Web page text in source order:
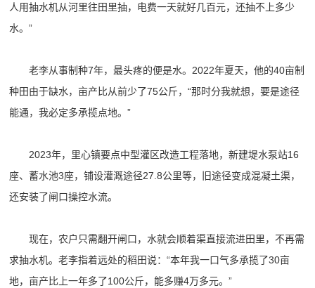
人用抽水机从河里往田里抽，电费一天就好几百元，还抽不上多少
水。”
老李从事制种7年，最头疼的便是水。2022年夏天，他的40亩制
种田由于缺水，亩产比从前少了75公斤，“那时分我就想，要是途径
能通，我必定多承揽点地。”
2023年，里心镇要点中型灌区改造工程落地，新建堤水泵站16
座、蓄水池3座，铺设灌溉途径27.8公里等，旧途径变成混凝土渠，
还安装了闸口操控水流。
现在，农户只需翻开闸口，水就会顺着渠直接流进田里，不再需
求抽水机。老李指着远处的稻田说：“本年我一口气多承揽了30亩
地，亩产比上一年多了100公斤，能多赚4万多元。”